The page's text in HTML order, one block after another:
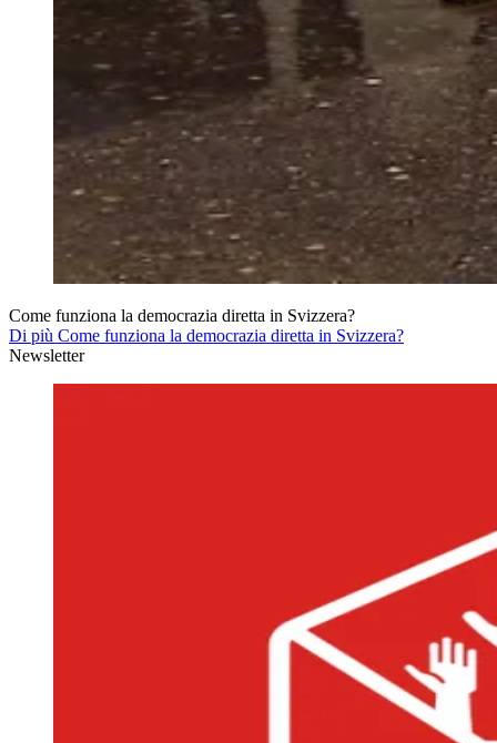
Come funziona la democrazia diretta in Svizzera?
Di più Come funziona la democrazia diretta in Svizzera?
Newsletter